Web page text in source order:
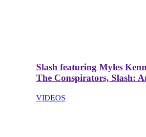
Slash featuring Myles
The Conspirators, Slash:
VIDEOS